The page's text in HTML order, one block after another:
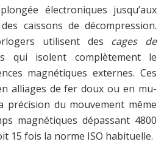
électroniques jusqu’aux
caissons de décompression.
utilisent des cages de
qui isolent complètement le
magnétiques externes. Ces
alliages de fer doux ou en mu-
précision du mouvement même
magnétiques dépassant 4800
15 fois la norme ISO habituelle.